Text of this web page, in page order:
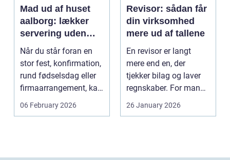
Mad ud af huset
aalborg: lækker
servering uden
stress
Når du står foran en
stor fest, konfirmation,
rund fødselsdag eller
firmaarrangement, kan
planlægnin...
06 February 2026
Revisor: sådan får
din virksomhed
mere ud af tallene
En revisor er langt
mere end en, der
tjekker bilag og laver
regnskaber. For mange
mindre og mellemst...
26 January 2026